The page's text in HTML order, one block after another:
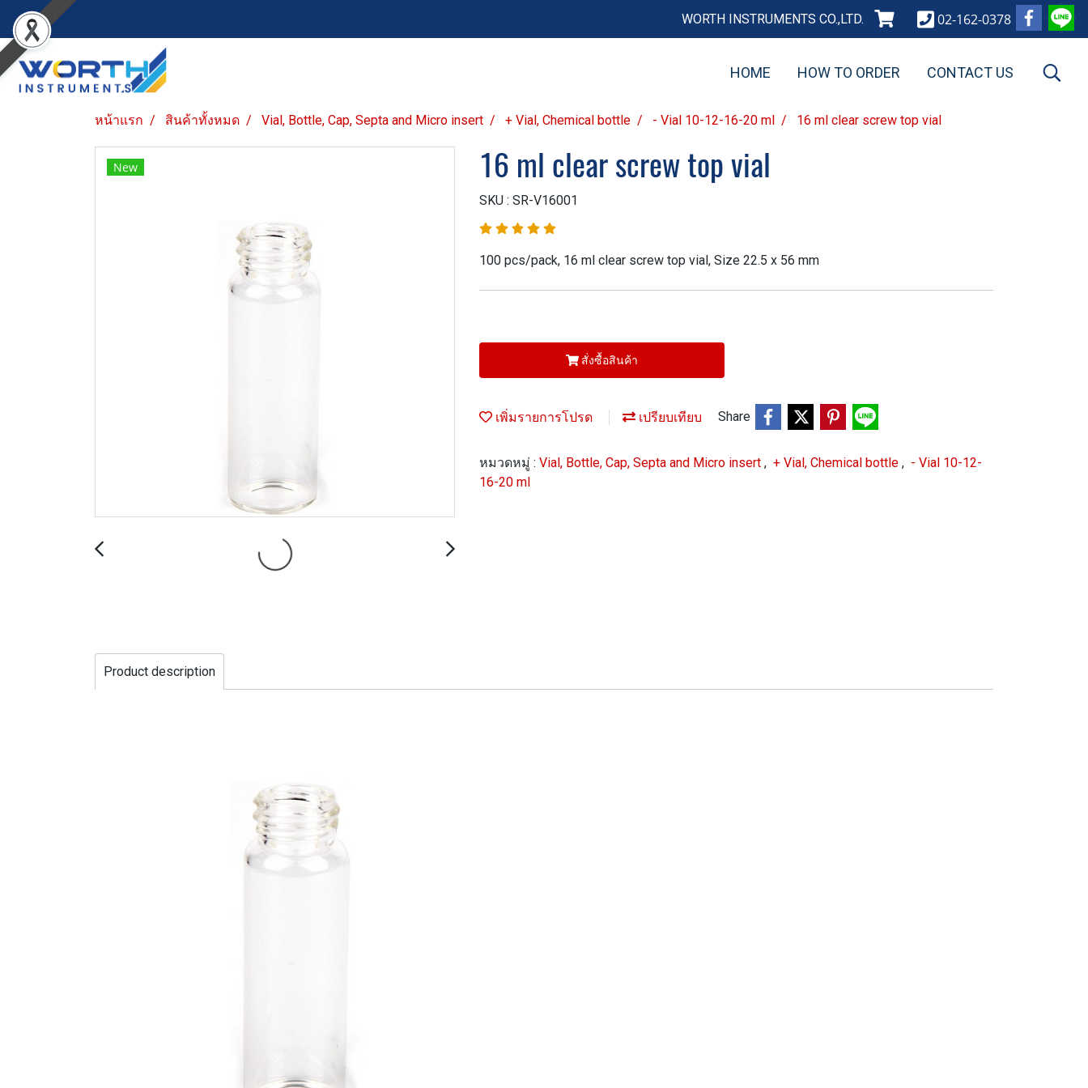
WORTH INSTRUMENTS CO.,LTD. 02-162-0378
HOME HOW TO ORDER CONTACT US
หน้าแรก สินค้าทั้งหมด Vial, Bottle, Cap, Septa and Micro insert + Vial, Chemical bottle - Vial 10-12-16-20 ml 16 ml clear screw top vial
New 16 ml clear screw top vial
SKU : SR-V16001
100 pcs/pack, 16 ml clear screw top vial, Size 22.5 x 56 mm
สั่งซื้อสินค้า
เพิ่มรายการโปรด เปรียบเทียบ Share
หมวดหมู่ : Vial, Bottle, Cap, Septa and Micro insert , + Vial, Chemical bottle , - Vial 10-12-
16-20 ml
Product description